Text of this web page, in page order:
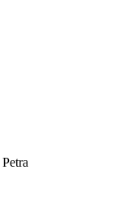
Petra